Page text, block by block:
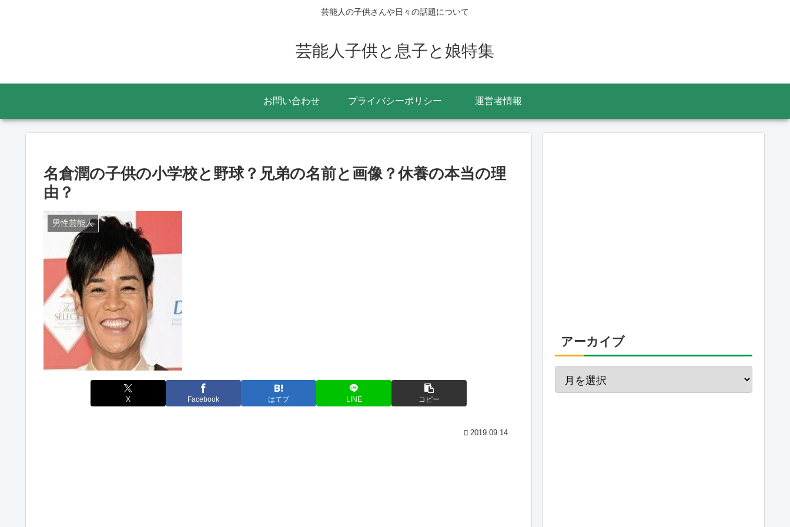
芸能人の子供さんや日々の話題について
芸能人子供と息子と娘特集
お問い合わせ プライバシーポリシー 運営者情報
名倉潤の子供の小学校と野球？兄弟の名前と画像？休養の本当の理
由？
男性芸能人
X Facebook はてブ LINE コピー
2019.09.14
アーカイブ